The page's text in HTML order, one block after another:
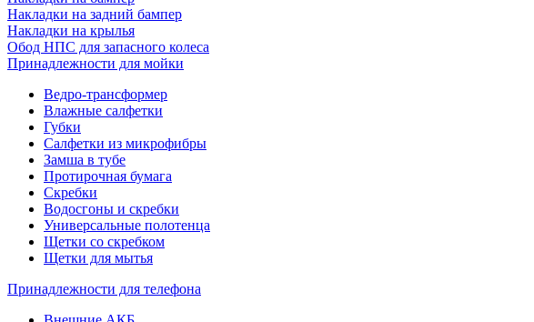
Накладки на задний бампер
Накладки на крылья
Обод НПС для запасного колеса
Принадлежности для мойки
Ведро-трансформер
Влажные салфетки
Губки
Салфетки из микрофибры
Замша в тубе
Протирочная бумага
Скребки
Водосгоны и скребки
Универсальные полотенца
Щетки со скребком
Щетки для мытья
Принадлежности для телефона